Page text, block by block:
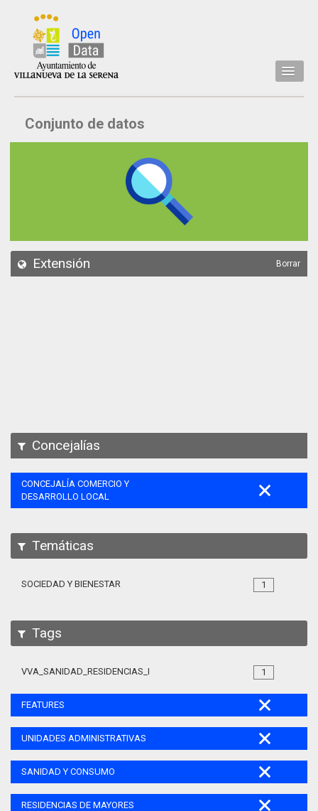
Inicio
Datos
API
Conjunto de datos
Extensión Borrar
Concejalías
CONCEJALÍA COMERCIO Y
DESARROLLO LOCAL
Temáticas
1
SOCIEDAD Y BIENESTAR
Tags
1
VVA_SANIDAD_RESIDENCIAS_MAYORES_105
FEATURES
UNIDADES ADMINISTRATIVAS
SANIDAD Y CONSUMO
RESIDENCIAS DE MAYORES